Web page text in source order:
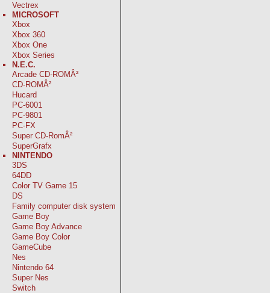
Vectrex
MICROSOFT
Xbox
Xbox 360
Xbox One
Xbox Series
N.E.C.
Arcade CD-ROMÂ²
CD-ROMÂ²
Hucard
PC-6001
PC-9801
PC-FX
Super CD-RomÂ²
SuperGrafx
NINTENDO
3DS
64DD
Color TV Game 15
DS
Family computer disk system
Game Boy
Game Boy Advance
Game Boy Color
GameCube
Nes
Nintendo 64
Super Nes
Switch